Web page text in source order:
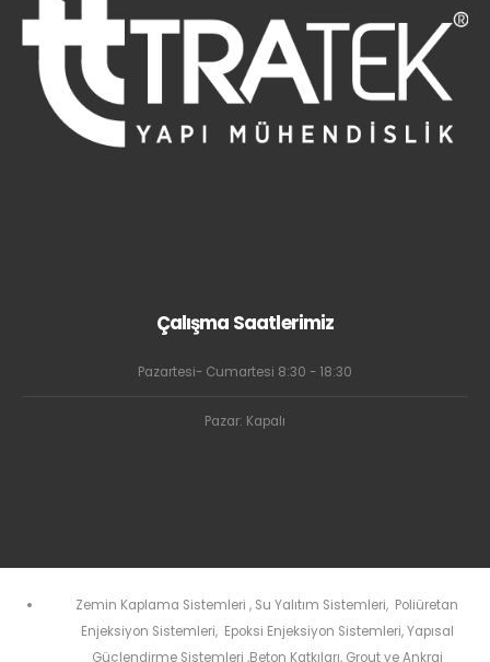
Çalışma Saatlerimiz
Pazartesi- Cumartesi 8:30 - 18:30
Pazar: Kapalı
Zemin Kaplama Sistemleri , Su Yalıtım Sistemleri, Poliüretan
Enjeksiyon Sistemleri, Epoksi Enjeksiyon Sistemleri,Yapısal
Güçlendirme Sistemleri ,Beton Katkıları, Grout ve Ankraj